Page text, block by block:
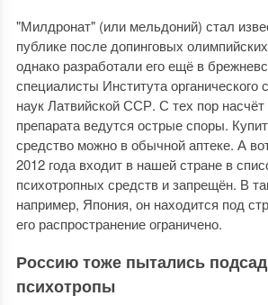
"Милдронат" (или мельдоний) стал
публике после допинговых
однако разработали его ещё в
специалисты Института органического
наук Латвийской ССР. С тех пор
препарата ведутся острые споры.
средство можно в обычной аптеке. А
2012 года входит в нашей стране в
психотропных средств и запрещён. В
например, Япония, он находится под
его распространение ограничено.
Россию тоже пытались
психотропы